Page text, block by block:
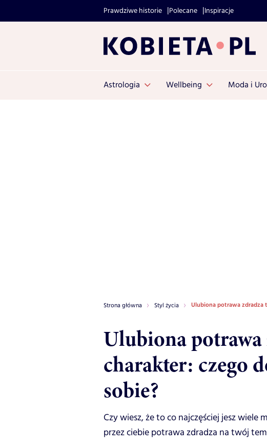
Prawdziwe historie Polecane Inspiracje
Astrologia Wellbeing Moda i
Strona główna Styl życia Ulubiona potrawa zdradza
Ulubiona
charakter: czego
sobie?
Czy wiesz, że to co najczęściej jesz
przez ciebie potrawa zdradza na twój